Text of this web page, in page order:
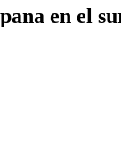
en el